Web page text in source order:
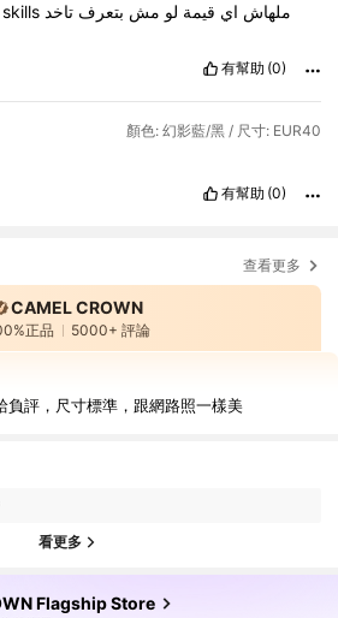
skills ملهاش اي قيمة لو مش بتعرف تاخد
有幫助 (0)
顏色: 幻影藍/黑 / 尺寸: EUR40
有幫助 (0)
查看更多
CAMEL CROWN
正品 5000+ 評論
負評，尺寸標準，跟網路照一樣美
看更多
Flagship Store
在瀏覽